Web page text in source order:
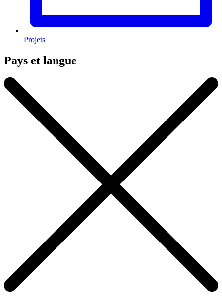
Projets
Pays et langue